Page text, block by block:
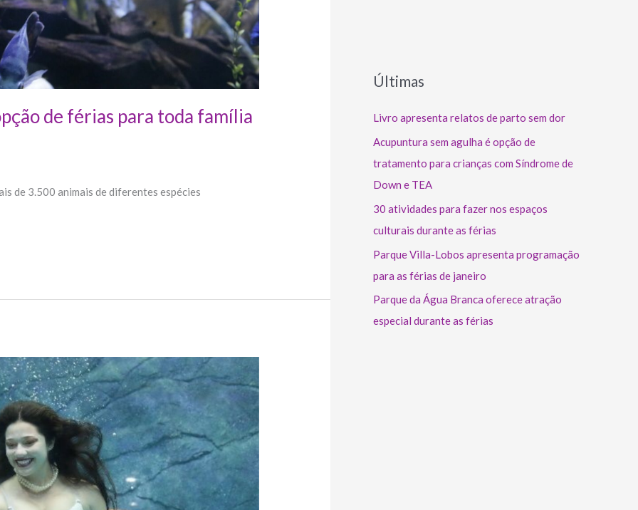
de férias para toda família
de 3.500 animais de diferentes espécies
Últimas
Livro apresenta relatos de parto sem dor
Acupuntura sem agulha é opção de
tratamento para crianças com Síndrome de
Down e TEA
30 atividades para fazer nos espaços
culturais durante as férias
Parque Villa-Lobos apresenta programação
para as férias de janeiro
Parque da Água Branca oferece atração
especial durante as férias